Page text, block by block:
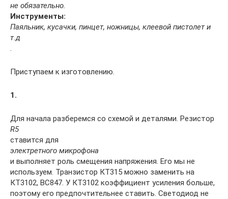
не обязательно.
Инструменты:
Паяльник, кусачки, пинцет, ножницы, клеевой пистолет и
т.д
.
Приступаем к изготовлению.
1.
Для начала разберемся со схемой и деталями. Резистор
R5
ставится для
электретного микрофона
и выполняет роль смещения напряжения. Его мы не
используем. Транзистор КТ315 можно заменить на
КТ3102, BC847. У КТ3102 коэффициент усиления больше,
поэтому его предпочтительнее ставить. Светодиод не